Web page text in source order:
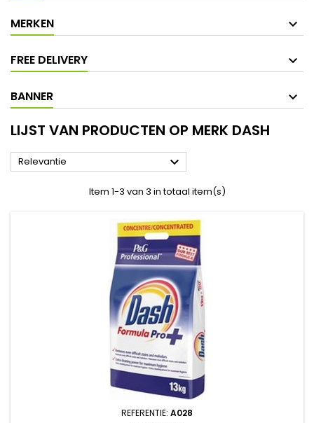
MERKEN
FREE DELIVERY
BANNER
LIJST VAN PRODUCTEN OP MERK DASH
Relevantie 
Item 1-3 van 3 in totaal item(s)
REFERENTIE: A028